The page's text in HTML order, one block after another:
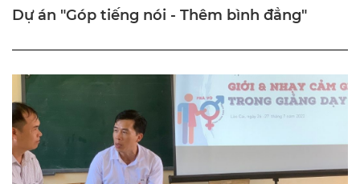
Dự án "Góp tiếng nói - Thêm bình đẳng"